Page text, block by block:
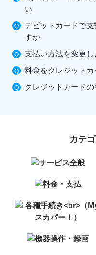
い
デビットカードで
すか
支払い方法を変更し
料金をクレジット
クレジットカード
カテ